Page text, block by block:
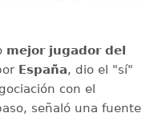
mejor jugador del
España, dio el "sí"
con el
señaló una fuente